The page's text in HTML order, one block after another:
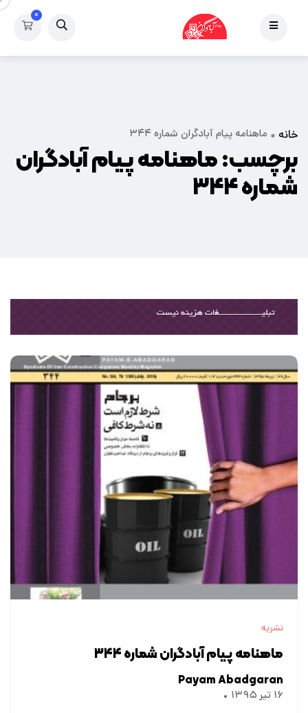
۰
خانه ماهنامه پیام آبادگران شماره ۳۴۴
برچسب:ماهنامه پیام آبادگران
شماره ۳۴۴
نشریه
ماهنامه پیام آبادگران شماره ۳۴۴
Payam Abadgaran
۱۶ تیر ۱۳۹۵